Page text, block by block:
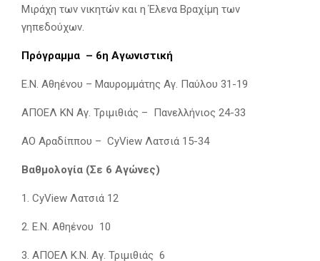
Μιράχη των νικητών και η Έλενα Βραχίμη των
γηπεδούχων.
Πρόγραμμα – 6η Αγωνιστική
Ε.Ν. Αθηένου – Μαυρομμάτης Αγ. Παύλου 31-19
ΑΠΟΕΛ ΚΝ Αγ. Τριμιθιάς – Πανελλήνιος 24-33
ΑΟ Αραδίππου – CyView Λατσιά 15-34
Βαθμολογία (Σε 6 Αγώνες)
1. CyView Λατσιά 12
2. Ε.Ν. Αθηένου 10
3. ΑΠΟΕΛ Κ.Ν. Αγ. Τριμιθιάς 6